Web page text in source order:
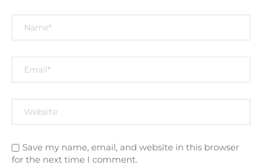
Save my name, email, and website in this browser
for the next time I comment.